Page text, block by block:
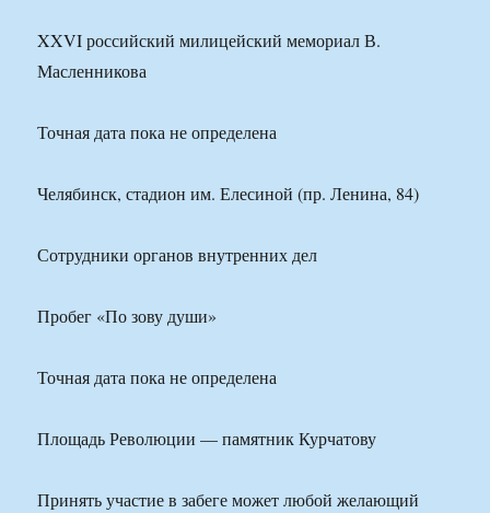
XXVI российский милицейский мемориал В.
Масленникова
Точная дата пока не определена
Челябинск, стадион им. Елесиной (пр. Ленина, 84)
Сотрудники органов внутренних дел
Пробег «По зову души»
Точная дата пока не определена
Площадь Революции — памятник Курчатову
Принять участие в забеге может любой желающий